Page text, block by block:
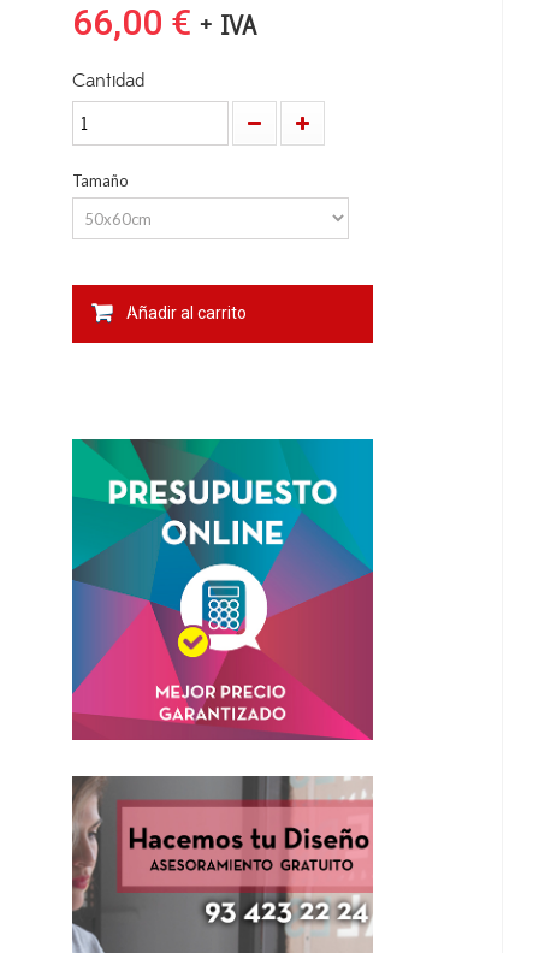
66,00 € + IVA
Cantidad
Tamaño
Añadir al carrito